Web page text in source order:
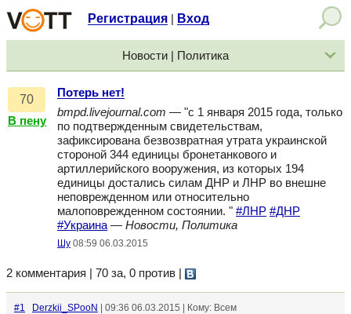
Регистрация Вход
Новости | Политика
70
В пену
Потерь нет!
bmpd.livejournal.com — "с 1 января 2015 года, только
по подтвержденным свидетельствам,
зафиксирована безвозвратная утрата украинской
стороной 344 единицы бронетанкового и
артиллерийского вооружения, из которых 194
единицы достались силам ДНР и ЛНР во внешне
неповрежденном или относительно
малоповрежденном состоянии. " #ЛНР #ДНР
#Украина — Новости, Политика
Шу 08:59 06.03.2015
2 комментария | 70 за, 0 против
#1 Derzkii_SPooN | 09:36 06.03.2015 | Кому: Всем